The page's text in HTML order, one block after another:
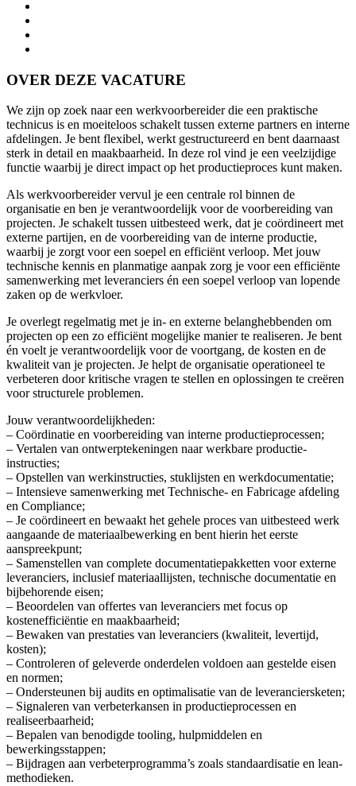
OVER DEZE VACATURE
We zijn op zoek naar een werkvoorbereider die een praktische
technicus is en moeiteloos schakelt tussen externe partners en interne
afdelingen. Je bent flexibel, werkt gestructureerd en bent daarnaast
sterk in detail en maakbaarheid. In deze rol vind je een veelzijdige
functie waarbij je direct impact op het productieproces kunt maken.
Als werkvoorbereider vervul je een centrale rol binnen de
organisatie en ben je verantwoordelijk voor de voorbereiding van
projecten. Je schakelt tussen uitbesteed werk, dat je coördineert met
externe partijen, en de voorbereiding van de interne productie,
waarbij je zorgt voor een soepel en efficiënt verloop. Met jouw
technische kennis en planmatige aanpak zorg je voor een efficiënte
samenwerking met leveranciers én een soepel verloop van lopende
zaken op de werkvloer.
Je overlegt regelmatig met je in- en externe belanghebbenden om
projecten op een zo efficiënt mogelijke manier te realiseren. Je bent
én voelt je verantwoordelijk voor de voortgang, de kosten en de
kwaliteit van je projecten. Je helpt de organisatie operationeel te
verbeteren door kritische vragen te stellen en oplossingen te creëren
voor structurele problemen.
Jouw verantwoordelijkheden:
– Coördinatie en voorbereiding van interne productieprocessen;
– Vertalen van ontwerptekeningen naar werkbare productie-
instructies;
– Opstellen van werkinstructies, stuklijsten en werkdocumentatie;
– Intensieve samenwerking met Technische- en Fabricage afdeling
en Compliance;
– Je coördineert en bewaakt het gehele proces van uitbesteed werk
aangaande de materiaalbewerking en bent hierin het eerste
aanspreekpunt;
– Samenstellen van complete documentatiepakketten voor externe
leveranciers, inclusief materiaallijsten, technische documentatie en
bijbehorende eisen;
– Beoordelen van offertes van leveranciers met focus op
kostenefficiëntie en maakbaarheid;
– Bewaken van prestaties van leveranciers (kwaliteit, levertijd,
kosten);
– Controleren of geleverde onderdelen voldoen aan gestelde eisen
en normen;
– Ondersteunen bij audits en optimalisatie van de leveranciersketen;
– Signaleren van verbeterkansen in productieprocessen en
realiseerbaarheid;
– Bepalen van benodigde tooling, hulpmiddelen en
bewerkingsstappen;
– Bijdragen aan verbeterprogramma’s zoals standaardisatie en lean-
methodieken.